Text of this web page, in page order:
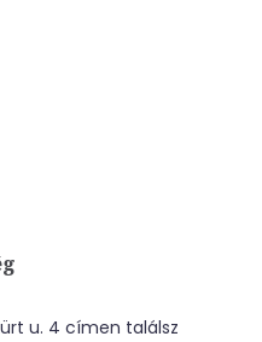
u. 4 címen találsz